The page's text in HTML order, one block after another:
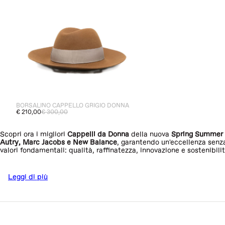
BORSALINO CAPPELLO GRIGIO DONNA
€ 210,00€ 300,00
Scopri ora i migliori Cappelli da Donna della nuova Spring
Autry, Marc Jacobs e New Balance, garantendo un'eccellenza
valori fondamentali: qualità, raffinatezza, innovazione e
Leggi di più